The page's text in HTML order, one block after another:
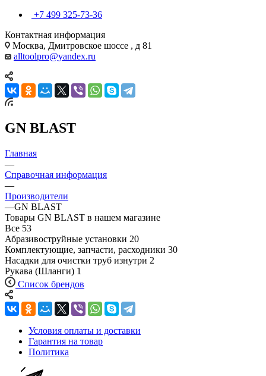
+7 499 325-73-36
Контактная информация
Москва, Дмитровское шоссе , д 81
alltoolpro@yandex.ru
GN BLAST
Главная
—
Справочная информация
—
Производители
—GN BLAST
Товары GN BLAST в нашем магазине
Все 53
Абразивоструйные установки 20
Комплектующие, запчасти, расходники 30
Насадки для очистки труб изнутри 2
Рукава (Шланги) 1
Список брендов
Условия оплаты и доставки
Гарантия на товар
Политика